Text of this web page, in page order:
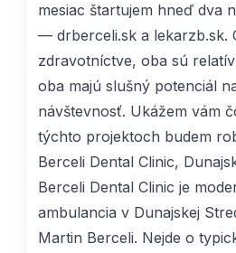
mesiac štartujem hneď dva
— drberceli.sk a lekarzb.sk.
zdravotníctve, oba sú
oba majú slušný potenciál
návštevnosť. Ukážem vám
týchto projektoch budem
Berceli Dental Clinic,
Berceli Dental Clinic je
ambulancia v Dunajskej
Martin Berceli. Nejde o